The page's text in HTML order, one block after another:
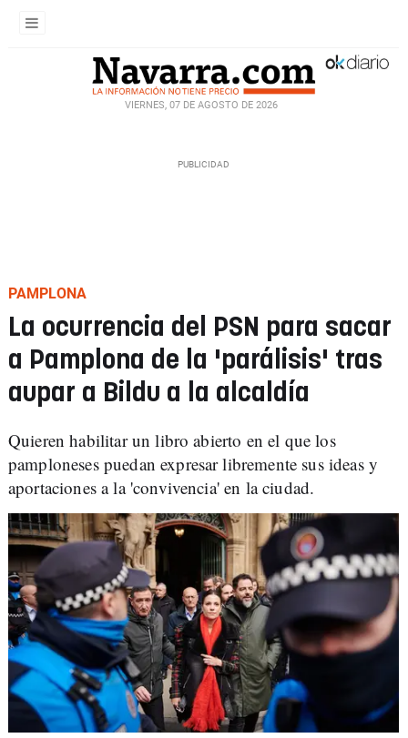
VIERNES, 07 DE AGOSTO DE 2026
PAMPLONA
La ocurrencia del PSN para sacar
a Pamplona de la 'parálisis' tras
aupar a Bildu a la alcaldía
Quieren habilitar un libro abierto en el que los
pamploneses puedan expresar libremente sus ideas y
aportaciones a la 'convivencia' en la ciudad.